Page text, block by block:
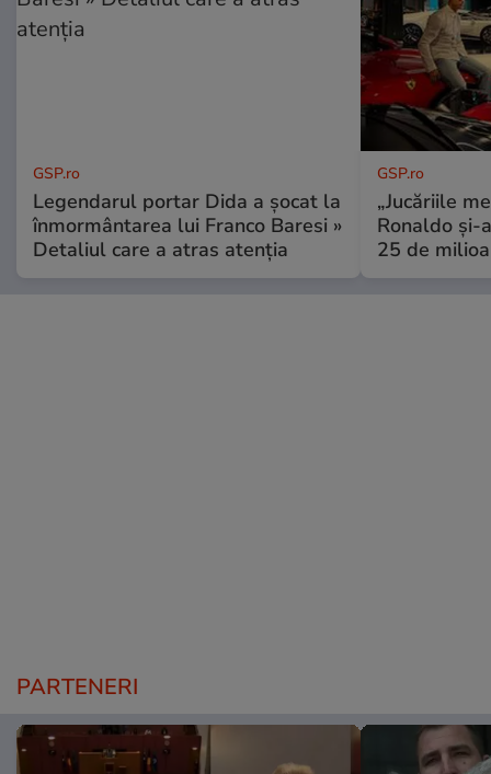
GSP.ro
Legendarul portar Dida a șocat la
înmormântarea lui Franco Baresi »
Detaliul care a atras atenția
GSP.ro
„Jucăriile
Ronaldo și-
25 de
PARTENERI